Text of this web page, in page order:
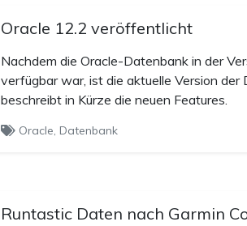
Oracle 12.2 veröffentlicht
Nachdem die Oracle-Datenbank in der
verfügbar war, ist die aktuelle Version der
beschreibt in Kürze die neuen Features.
Oracle, Datenbank
Runtastic Daten nach Garmin